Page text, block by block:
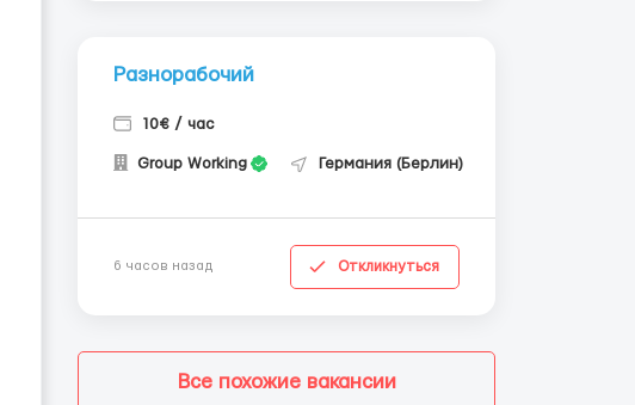
Разнорабочий
10€ / час
Group Working Германия (Берлин)
6 часов назад Откликнуться
Все похожие вакансии